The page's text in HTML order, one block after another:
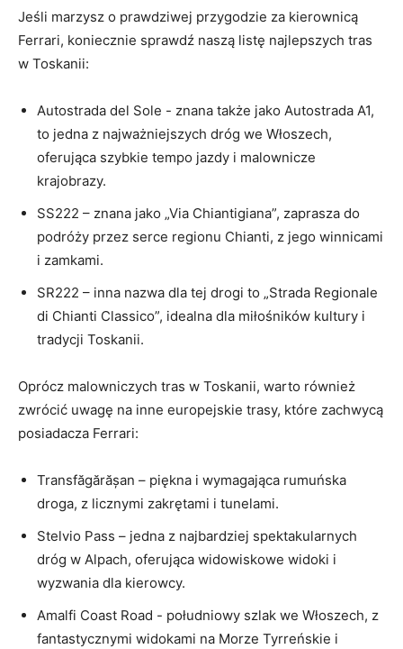
Jeśli marzysz o ‌prawdziwej przygodzie za kierownicą
Ferrari, koniecznie ‌sprawdź naszą listę najlepszych tras
w Toskanii:
Autostrada del Sole ⁤- znana także jako ⁢Autostrada⁢ A1,
to jedna z najważniejszych dróg we Włoszech,‍
oferująca szybkie tempo‌ jazdy⁣ i malownicze
krajobrazy.
SS222⁣ – znana jako „Via Chiantigiana”, zaprasza ⁤do
podróży przez ⁢serce regionu ⁣Chianti, z jego ⁢winnicami
i ​zamkami.
SR222‌ – inna nazwa dla tej drogi ⁤to „Strada ‍Regionale
di Chianti Classico”, idealna dla miłośników kultury i
tradycji Toskanii.
Oprócz malowniczych ‌tras w Toskanii, warto również
zwrócić uwagę na inne europejskie trasy, które zachwycą
posiadacza Ferrari:
Transfăgărășan – piękna i wymagająca rumuńska⁤
droga, z ‍licznymi⁢ zakrętami i tunelami.
Stelvio Pass – jedna z najbardziej ​spektakularnych
dróg w Alpach, oferująca widowiskowe widoki⁣ i
wyzwania dla kierowcy.
Amalfi Coast Road ​- południowy szlak we Włoszech, ​z
fantastycznymi widokami na Morze Tyrreńskie i